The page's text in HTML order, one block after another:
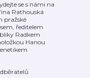
se s námi na
Rathouská
pražské
ředitelem
Radkem
Hanou